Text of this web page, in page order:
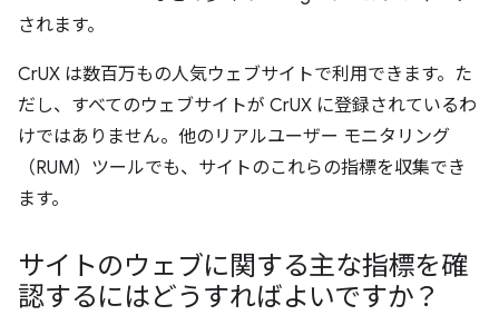
されます。
CrUX は数百万もの人気ウェブサイトで利用できます。た
だし、すべてのウェブサイトが CrUX に登録されているわ
けではありません。他のリアルユーザー モニタリング
（RUM）ツールでも、サイトのこれらの指標を収集でき
ます。
サイトのウェブに関する主な指標を確
認するにはどうすればよいですか？